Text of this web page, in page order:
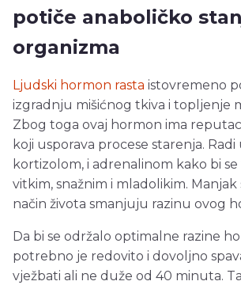
potiče anaboličko
organizma
Ljudski hormon rasta istovremeno
izgradnju mišićnog tkiva i topljenje
Zbog toga ovaj hormon ima
koji usporava procese starenja. Radi
kortizolom, i adrenalinom kako bi
vitkim, snažnim i mladolikim. Manjak
način života smanjuju razinu ovog
Da bi se održalo optimalne razine
potrebno je redovito i dovoljno
vježbati ali ne duže od 40 minuta.